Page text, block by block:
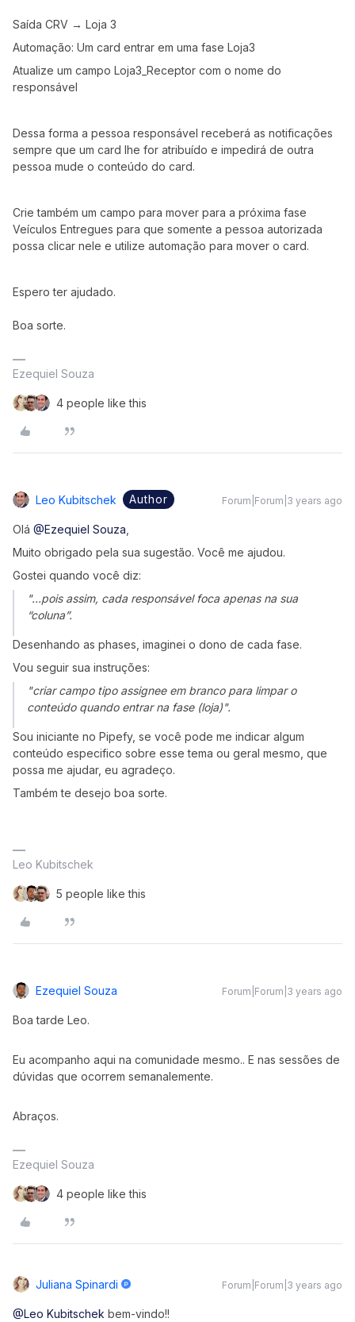
Saída CRV → Loja 3
Automação: Um card entrar em uma fase Loja3
Atualize um campo Loja3_Receptor com o nome do
responsável
Dessa forma a pessoa responsável receberá as notificações
sempre que um card lhe for atribuído e impedirá de outra
pessoa mude o conteúdo do card.
Crie também um campo para mover para a próxima fase
Veículos Entregues para que somente a pessoa autorizada
possa clicar nele e utilize automação para mover o card.
Espero ter ajudado.
Boa sorte.
Ezequiel Souza
4 people like this
Leo Kubitschek Author Forum|Forum|3 years ago
Olá @Ezequiel Souza
Muito obrigado pela sua sugestão. Você me ajudou.
Gostei quando você diz:
"...pois assim, cada responsável foca apenas na sua
“coluna”.
Desenhando as phases, imaginei o dono de cada fase.
Vou seguir sua instruções:
"criar campo tipo assignee em branco para limpar o
conteúdo quando entrar na fase (loja)".
Sou iniciante no Pipefy, se você pode me indicar algum
conteúdo especifico sobre esse tema ou geral mesmo, que
possa me ajudar, eu agradeço.
Também te desejo boa sorte.
Leo Kubitschek
5 people like this
Ezequiel Souza Forum|Forum|3 years ago
Boa tarde Leo.
Eu acompanho aqui na comunidade mesmo.. E nas sessões de
dúvidas que ocorrem semanalemente.
Abraços.​
Ezequiel Souza
4 people like this
Juliana Spinardi Forum|Forum|3 years ago
@Leo Kubitschek bem-vindo!!